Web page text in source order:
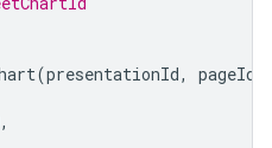
(presentationId, pageId
,